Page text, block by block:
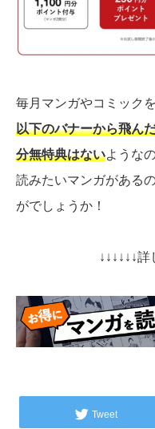
毎月マンガやコミック
以下のバナーから飛ん
分無特典はないような
読みたいマンガがある
がでしょうか！
↓↓↓↓↓↓
Tweet